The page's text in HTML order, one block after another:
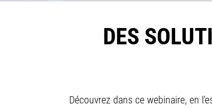
DES
Découvrez dans ce webinaire, en